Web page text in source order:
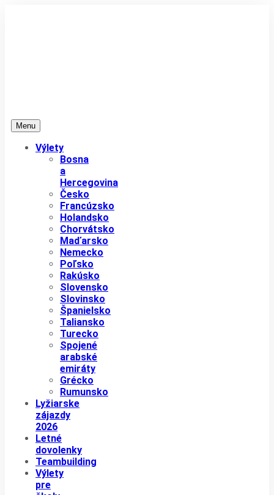
Menu
Výlety
Bosna
a
Hercegovina
Česko
Francúzsko
Holandsko
Chorvátsko
Maďarsko
Nemecko
Poľsko
Rakúsko
Slovensko
Slovinsko
Španielsko
Taliansko
Turecko
Spojené
arabské
emiráty
Grécko
Rumunsko
Lyžiarske
zájazdy
2026
Letné
dovolenky
Teambuilding
Výlety
pre